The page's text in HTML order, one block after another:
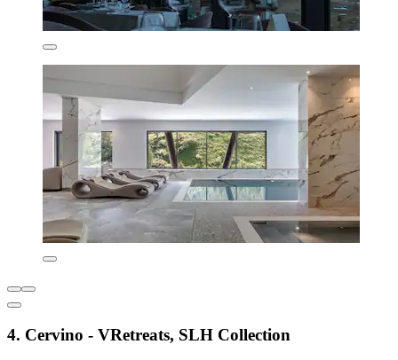
4. Cervino - VRetreats, SLH Collection